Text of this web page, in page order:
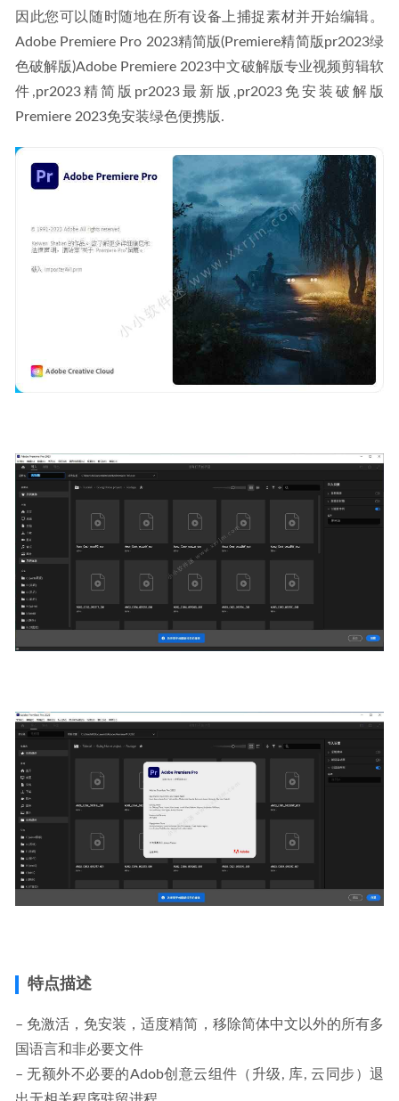
因此您可以随时随地在所有设备上捕捉素材并开始编辑。
Adobe Premiere Pro 2023精简版(Premiere精简版pr2023绿
色破解版)Adobe Premiere 2023中文破解版专业视频剪辑软
件,pr2023精简版pr2023最新版,pr2023免安装破解版
Premiere 2023免安装绿色便携版.
特点描述
– 免激活，免安装，适度精简，移除简体中文以外的所有多
国语言和非必要文件
– 无额外不必要的Adob创意云组件（升级, 库, 云同步）退